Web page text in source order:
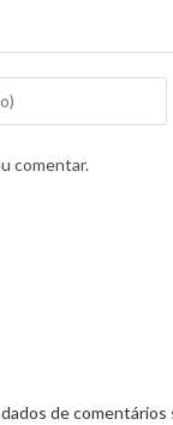
comentar.
de comentários